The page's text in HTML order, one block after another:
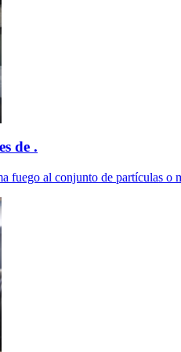
de .
fuego al conjunto de partículas o